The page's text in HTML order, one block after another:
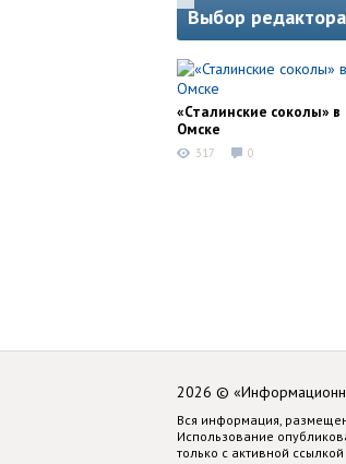
Выбор редактора
«Сталинские соколы» в
Омске
317 0
2026 ©
Вся информация,
Использование
только с активной